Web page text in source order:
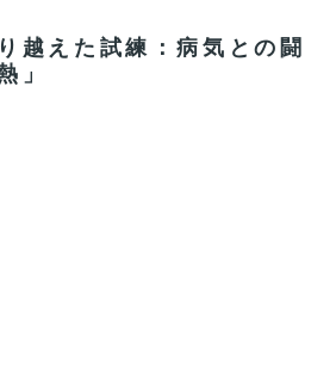
越えた試練：病気との闘
」